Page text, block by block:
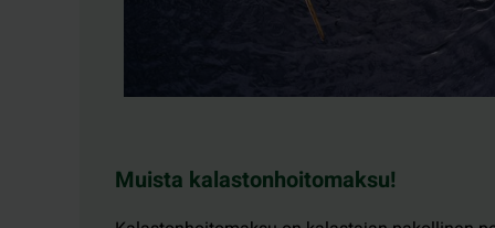
Muista kalastonhoitomaksu!